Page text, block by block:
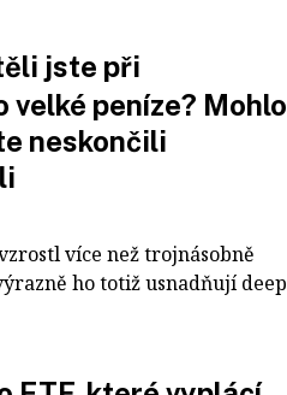
jste při
velké peníze? Mohlo
neskončili
více než trojnásobně
ho totiž usnadňují deep